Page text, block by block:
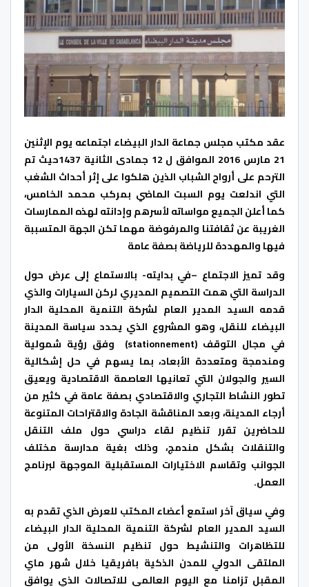
عقد مكتب مجلس جماعة الدار البيضاء اجتماعه يوم الإثنين
21 مارس 2016 الموافق ل 12 جمادى الثانية 1437حيث تم
الترحم على أرواح الشباب الذين هلكوا على إثر أحداث الشغب
التي اندلعت يوم السبت الماضي بمركب محمد الخامس،
كما أعلن الجميع مواساته لأسرهم وإدانته لهذه الممارسات
الغريبة عن ثقافتنا والمرفوضة مهما تكن الجهة المتسببة
فيها والمهددة للرياضة بصفة عامة
وقد تميز الاجتماع –في بدايته- بالاستماع إلى عرض حول
الدراسة التي همت التصميم المديري لركن السيارات والذي
قدمه السيد المدير العام لشركة التنمية المحلية الدار
البيضاء للنقل، وهو المشروع الذي يحدد سياسة المدينة
في مجال التوقف (stationnement) وفق رؤية شمولية
ومندمجة ومتعددة الأبعاد، بما يسهم في حل إشكالية
السير والجولان التي تعانيها العاصمة الاقتصادية ويعيق
تطور النشاط التجاري والاقتصادي بصفة عامة في كثير من
أرجاء المدينة، وبعد المناقشة الجادة والاقتراحات المتنوعة
للحاضرين تقرر تنظيم لقاء دراسي حول ملف التنقل
والتنقلات بشكل مندمج، وذلك بغية مدارسة مختلف
الجوانب وتقاسم الاختيارات المستقبلية الموجهة لبرنامج
العمل.
وفي سياق آخر استمع أعضاء المكتب للعرض الذي تقدم به
السيد المدير العام لشركة التنمية المحلية الدار البيضاء
للتظاهرات والتنشيط حول تنظيم النسخة الأولى من
الملتقى الدولي للمدن الذكية بافريقيا خلال شهر ماي
المقبل تزامنا مع اليوم العالمي للاتصالات الذي يوافق